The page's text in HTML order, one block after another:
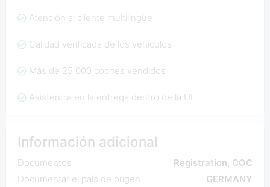
Atención al cliente multilingüe
Calidad verificada de los vehículos
Más de 25 000 coches vendidos
Asistencia en la entrega dentro de la UE
Información adicional
Documentos
Registration, COC
Documentar el país de origen
GERMANY